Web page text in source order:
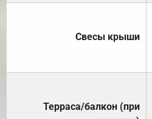
Свесы крыши
Терраса/балкон (при